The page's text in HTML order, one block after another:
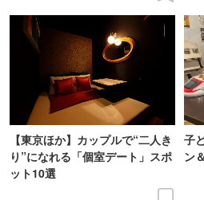
【東京ほか】カップルで“二人き
り”になれる「個室デート」スポ
ット10選
子
ン